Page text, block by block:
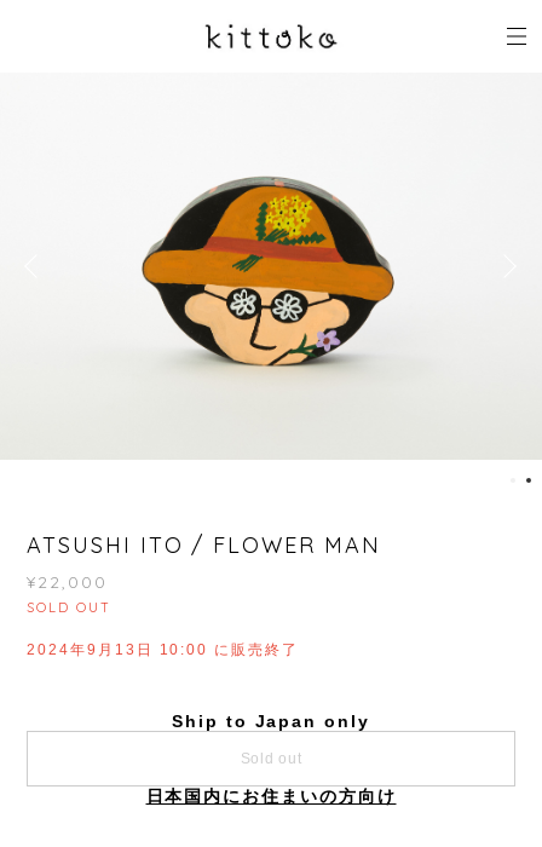
ATSUSHI ITO / FLOWER MAN
¥22,000
SOLD OUT
2024年9月13日 10:00 に販売終了
Ship to Japan only
Sold out
日本国内にお住まいの方向け